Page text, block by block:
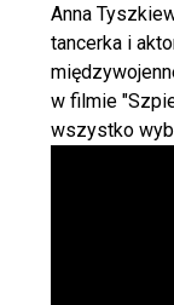
Anna
tancerka i
w filmie
wszystko